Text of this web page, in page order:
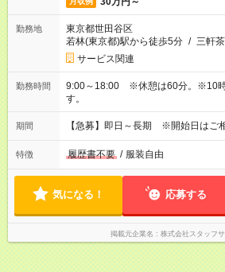
勤務地
東京都世田谷区
若林(東京都)駅から徒歩5分 / 三軒
サービス関連
勤務時間
9:00～18:00 ※休憩は60分。※10時
す。
期間 【急募】即日～長期 ※開始日はご
特徴 履歴書不要 / 服装自由
気になる！ 応募する
掲載元企業名 株式会社スタッフ